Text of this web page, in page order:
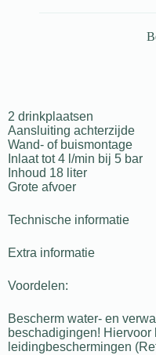
2 drinkplaatsen
Aansluiting achterzijde
Wand- of buismontage
Inlaat tot 4 l/min bij 5 bar
Inhoud 18 liter
Grote afvoer
Technische informatie
Extra informatie
Voordelen:
Bescherm water- en
beschadigingen!
leidingbeschermingen